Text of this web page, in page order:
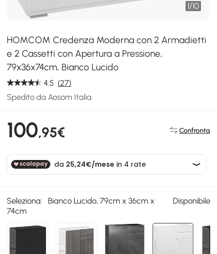
1/10
HOMCOM Credenza Moderna con 2 Armadietti
e 2 Cassetti con Apertura a Pressione,
79x36x74cm, Bianco Lucido
4.5 (27)
Spedito da Aosom Italia
100,95€ Confronta
Seleziona:
Bianco Lucido, 79cm x 36cm x
74cm
Disponibile